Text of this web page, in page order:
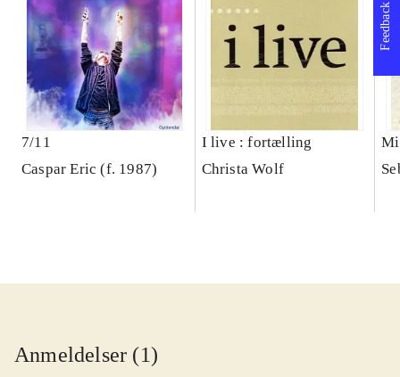
7/11
Caspar Eric (f. 1987)
I live : fortælling
Christa Wolf
Anmeldelser (1)
Feedback